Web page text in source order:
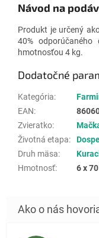
Návod na
Produkt je určený
40%
hmotnosťou 4 kg.
Dodatočné
Kategória:
EAN:
Zvieratko:
Životná etapa:
Druh mäsa:
Hmotnosť: 6 x